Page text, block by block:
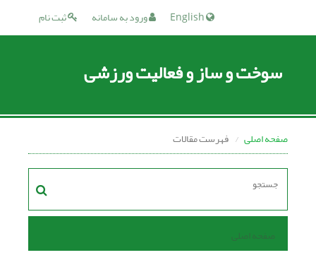
ثبت نام ورود به سامانه
سوخت و ساز و فعالیت ورزشی
صفحه اصلی فهرست مقالات
صفحه اصلی